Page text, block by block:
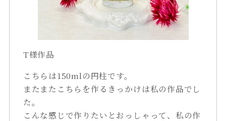
T様作品
こちらは150mlの円柱です。
またまたこちらを作るきっかけは私の作品でし
た。
こんな感じで作りたいとおっしゃって、私の作